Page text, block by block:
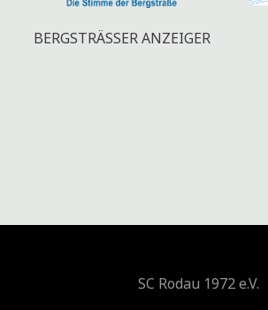
BERGSTRÄSSER ANZEIGER
SC Rodau 1972 e.V.